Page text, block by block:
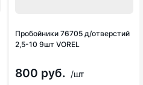
Пробойники 76705 д/отверстий
2,5-10 9шт VOREL
800 руб. /шт